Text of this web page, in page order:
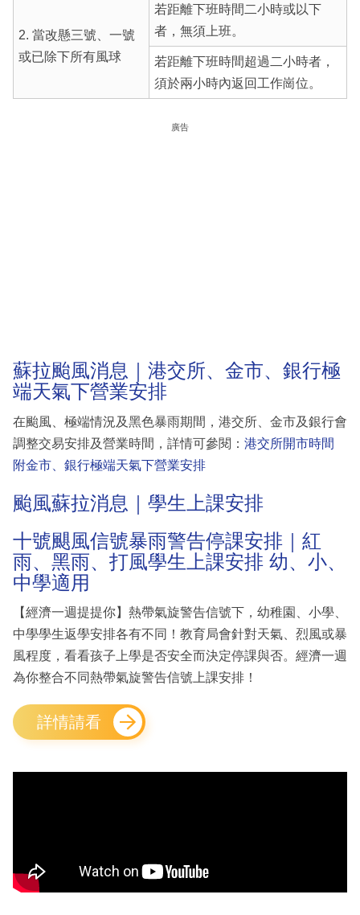
2. 當改懸三號、一號
或已除下所有風球
若距離下班時間二小時或以下
者，無須上班。
若距離下班時間超過二小時者，
須於兩小時內返回工作崗位。
廣告
蘇拉颱風消息｜港交所、金市、銀行極
端天氣下營業安排
在颱風、極端情況及黑色暴雨期間，港交所、金市及銀行會
調整交易安排及營業時間，詳情可參閱： 港交所開市時間
附金市、銀行極端天氣下營業安排
颱風蘇拉消息｜學生上課安排
十號颶風信號暴雨警告停課安排｜紅
雨、黑雨、打風學生上課安排 幼、小、
中學適用
【經濟一週提提你】熱帶氣旋警告信號下，幼稚園、小學、
中學學生返學安排各有不同！教育局會針對天氣、烈風或暴
風程度，看看孩子上學是否安全而決定停課與否。經濟一週
為你整合不同熱帶氣旋警告信號上課安排！
詳情請看